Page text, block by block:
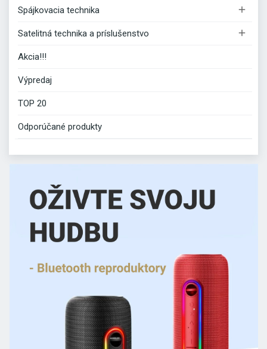
Spájkovacia technika 
Satelitná technika a príslušenstvo 
Akcia!!!
Výpredaj
TOP 20
Odporúčané produkty